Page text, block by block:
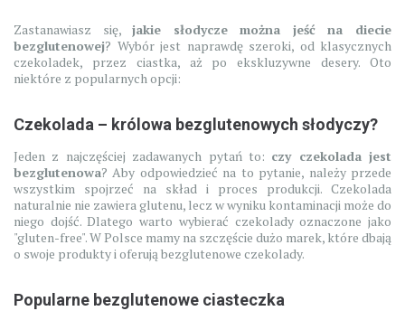
Zastanawiasz się,jakie słodycze można jeść na diecie
bezglutenowej? Wybór jest naprawdę szeroki, od klasycznych
czekoladek, przez ciastka, aż po ekskluzywne desery. Oto
niektóre z popularnych opcji:
Czekolada – królowa bezglutenowych słodyczy?
Jeden z najczęściej zadawanych pytań to: czy czekolada jest
bezglutenowa? Aby odpowiedzieć na to pytanie, należy przede
wszystkim spojrzeć na skład i proces produkcji. Czekolada
naturalnie nie zawiera glutenu, lecz w wyniku kontaminacji może do
niego dojść. Dlatego warto wybierać czekolady oznaczone jako
"gluten-free". W Polsce mamy na szczęście dużo marek, które dbają
o swoje produkty i oferują bezglutenowe czekolady.
Popularne bezglutenowe ciasteczka